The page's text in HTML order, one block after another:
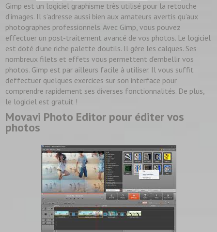
Gimp est un logiciel graphisme très utilisé pour la retouche
d’images. Il s’adresse aussi bien aux amateurs avertis qu’aux
photographes professionnels. Avec Gimp, vous pouvez
effectuer un post-traitement avancé de vos photos. Le logiciel
est doté d’une riche palette d’outils. Il gère les calques. Ses
nombreux filets et effets vous permettent d’embellir vos
photos. Gimp est par ailleurs facile à utiliser. Il vous suffit
d’effectuer quelques exercices sur son interface pour
comprendre rapidement ses diverses fonctionnalités. De plus,
le logiciel est gratuit !
Movavi Photo Editor pour éditer vos
photos